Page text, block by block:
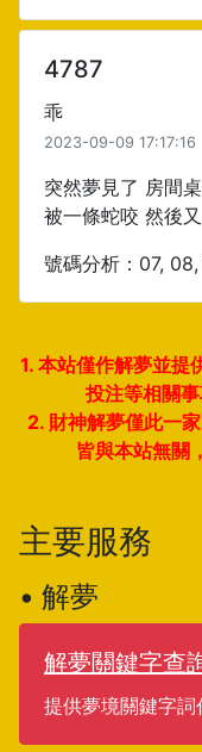
4787
乖
2023-09-09 17:17:16
突然夢見了 房間
被一條蛇咬 然後
號碼分析：07,
1. 本站僅作解夢並提
投注等相關
2. 財神解夢僅此一
皆與本站無關
主要服務
• 解夢
解夢關鍵字查
提供夢境關鍵字詞